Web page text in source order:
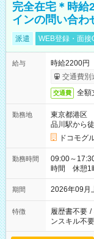
完全在宅＊時給
インの問い合わ
派遣 WEB登録・面接
給与
時給2200円
交通費別
交通費 全額
勤務地
東京都港区
品川駅から
ドコモグ
勤務時間
09:00～
時間 休憩1
日勤は就業
期間 2026年09
特徴 履歴書不要 /
ンスキル不要